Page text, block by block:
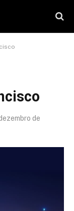
de